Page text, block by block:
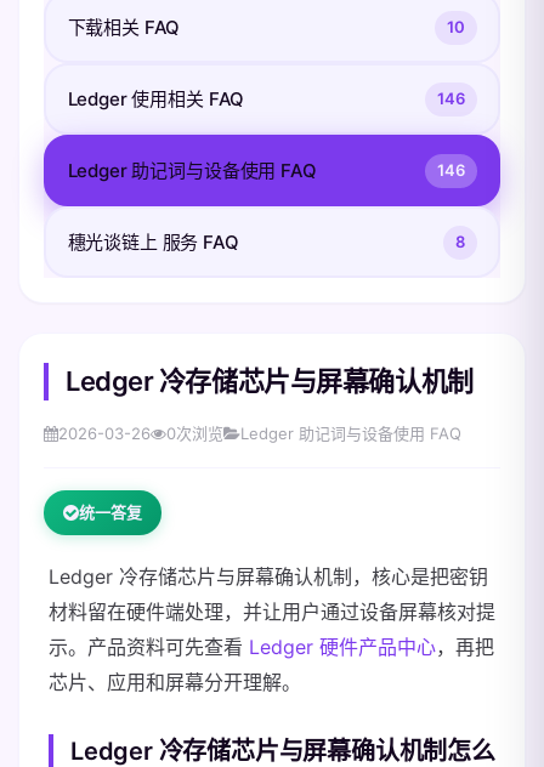
下载相关 FAQ 10
Ledger 使用相关 FAQ 146
Ledger 助记词与设备使用 FAQ 146
穗光谈链上 服务 FAQ 8
Ledger 冷存储芯片与屏幕确认机制
2026-03-26 0次浏览 Ledger 助记词与设备使用 FAQ
统一答复
Ledger 冷存储芯片与屏幕确认机制，核心是把密钥
材料留在硬件端处理，并让用户通过设备屏幕核对提
示。产品资料可先查看 Ledger 硬件产品中心，再把
芯片、应用和屏幕分开理解。
Ledger 冷存储芯片与屏幕确认机制怎么